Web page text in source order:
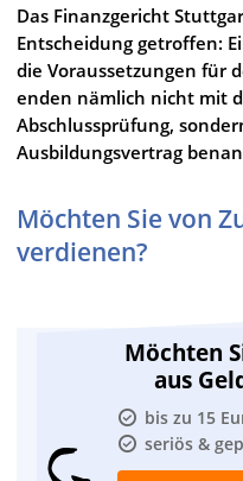
Das Finanzgericht
Entscheidung getroffen:
die Voraussetzungen für
enden nämlich nicht mit
Abschlussprüfung,
Ausbildungsvertrag
Möchten Sie von
verdienen?
Möchten
aus
bis zu 15
seriös &